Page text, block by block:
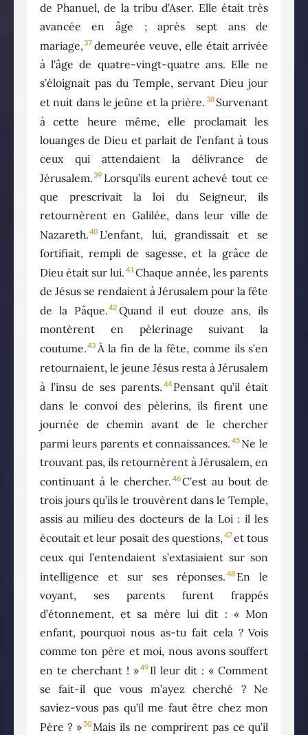
de Phanuel, de la tribu d’Aser. Elle était très
avancée en âge ; après sept ans de
mariage,37 demeurée veuve, elle était arrivée
à l’âge de quatre-vingt-quatre ans. Elle ne
s’éloignait pas du Temple, servant Dieu jour
et nuit dans le jeûne et la prière. 38 Survenant
à cette heure même, elle proclamait les
louanges de Dieu et parlait de l’enfant à tous
ceux qui attendaient la délivrance de
Jérusalem. 39 Lorsqu’ils eurent achevé tout ce
que prescrivait la loi du Seigneur, ils
retournèrent en Galilée, dans leur ville de
Nazareth.40 L’enfant, lui, grandissait et se
fortifiait, rempli de sagesse, et la grâce de
Dieu était sur lui. 41 Chaque année, les parents
de Jésus se rendaient à Jérusalem pour la fête
de la Pâque.42 Quand il eut douze ans, ils
montèrent en pèlerinage suivant la
coutume.43 À la fin de la fête, comme ils s’en
retournaient, le jeune Jésus resta à Jérusalem
à l’insu de ses parents. 44 Pensant qu’il était
dans le convoi des pèlerins, ils firent une
journée de chemin avant de le chercher
parmi leurs parents et connaissances. 45 Ne le
trouvant pas, ils retournèrent à Jérusalem, en
continuant à le chercher. 46C’est au bout de
trois jours qu’ils le trouvèrent dans le Temple,
assis au milieu des docteurs de la Loi : il les
écoutait et leur posait des questions, 47et tous
ceux qui l’entendaient s’extasiaient sur son
intelligence et sur ses réponses. 48 En le
voyant, ses parents furent frappés
d’étonnement, et sa mère lui dit : « Mon
enfant, pourquoi nous as-tu fait cela ? Vois
comme ton père et moi, nous avons souffert
en te cherchant ! »49 Il leur dit : « Comment
se fait-il que vous m’ayez cherché ? Ne
saviez-vous pas qu’il me faut être chez mon
Père ? »50Mais ils ne comprirent pas ce qu’il